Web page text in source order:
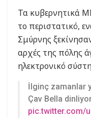
Τα κυβερνητικά
το περιστατικό,
Σμύρνης
αρχές της πόλης
ηλεκτρονικό
İlginç zamanlar
Çav Bella
pic.twitter.com/